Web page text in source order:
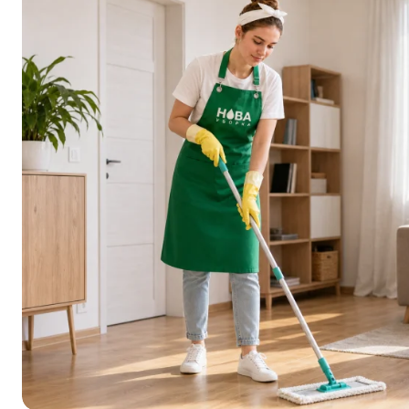
Погладим вещи
Удалим строительные смеси в большом объёме
Вынесем строительный мусор
Кухня
Помоем посуду до одной раковины
Почистим раковину
Помоем столешницу и кухонный фартук